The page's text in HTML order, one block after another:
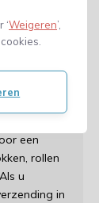
‘Weigeren’,
kunt
een
rollen
u
in